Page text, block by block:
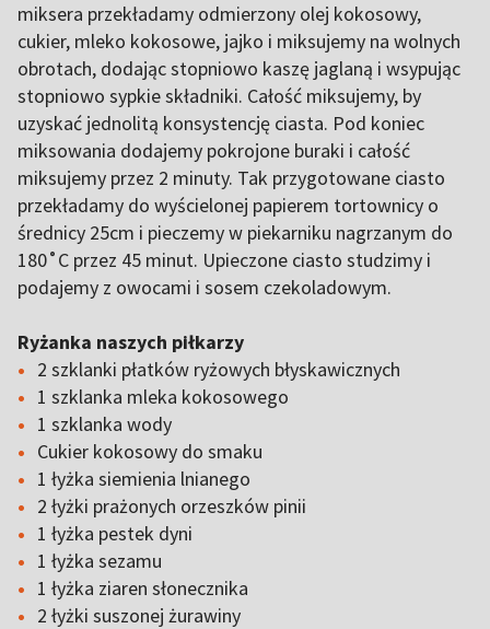
miksera przekładamy odmierzony olej kokosowy,
cukier, mleko kokosowe, jajko i miksujemy na wolnych
obrotach, dodając stopniowo kaszę jaglaną i wsypując
stopniowo sypkie składniki. Całość miksujemy, by
uzyskać jednolitą konsystencję ciasta. Pod koniec
miksowania dodajemy pokrojone buraki i całość
miksujemy przez 2 minuty. Tak przygotowane ciasto
przekładamy do wyścielonej papierem tortownicy o
średnicy 25cm i pieczemy w piekarniku nagrzanym do
180˚C przez 45 minut. Upieczone ciasto studzimy i
podajemy z owocami i sosem czekoladowym.
Ryżanka naszych piłkarzy
2 szklanki płatków ryżowych błyskawicznych
1 szklanka mleka kokosowego
1 szklanka wody
Cukier kokosowy do smaku
1 łyżka siemienia lnianego
2 łyżki prażonych orzeszków pinii
1 łyżka pestek dyni
1 łyżka sezamu
1 łyżka ziaren słonecznika
2 łyżki suszonej żurawiny